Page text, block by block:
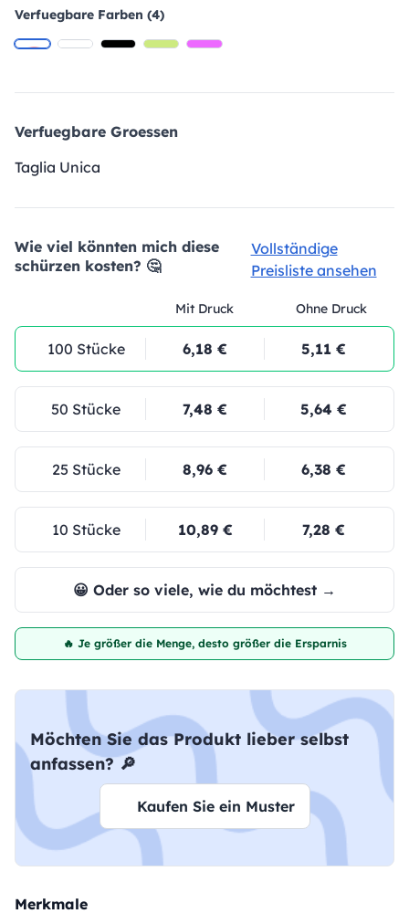
Verfuegbare Farben (4)
Verfuegbare Groessen
Taglia Unica
Wie viel könnten mich diese
schürzen kosten? 🤔
Vollständige
Preisliste ansehen
Mit Druck Ohne Druck
100 Stücke 6,18 € 5,11 €
50 Stücke 7,48 € 5,64 €
25 Stücke 8,96 € 6,38 €
10 Stücke 10,89 € 7,28 €
😀 Oder so viele, wie du möchtest →
🔥 Je größer die Menge, desto größer die Ersparnis
Möchten Sie das Produkt lieber selbst
anfassen? 🔎
Kaufen Sie ein Muster
Merkmale